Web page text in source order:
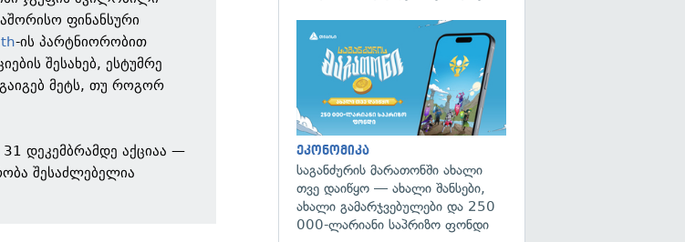
ფინანსური
-ის პარტნიორობით
შესახებ, ესტუმრე
მეტს, თუ როგორ
31 დეკემბრამდე აქციაა —
შესაძლებელია
ეკონომიკა
საგანძურის მარათონში ახალი
თვე დაიწყო — ახალი შანსები,
ახალი გამარჯვებულები და 250
000-ლარიანი საპრიზო ფონდი